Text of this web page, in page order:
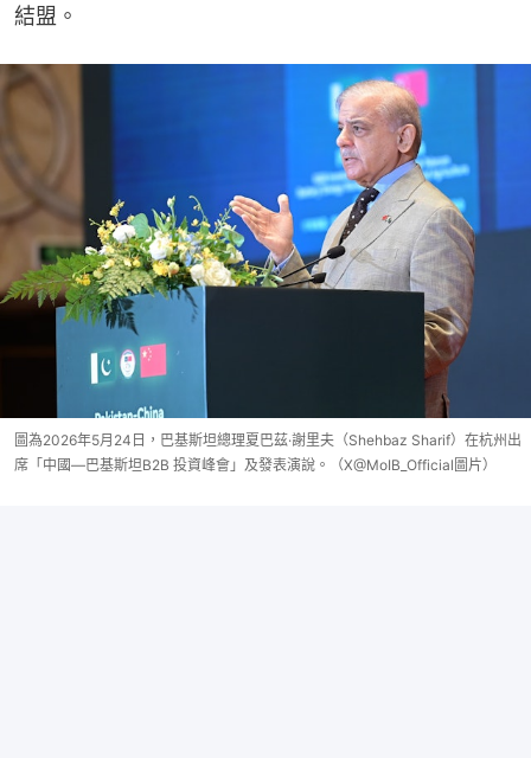
結盟。
圖為2026年5月24日，巴基斯坦總理夏巴茲·謝里夫（Shehbaz Sharif）在杭州出
席「中國—巴基斯坦B2B 投資峰會」及發表演說。（X@MoIB_Official圖片）